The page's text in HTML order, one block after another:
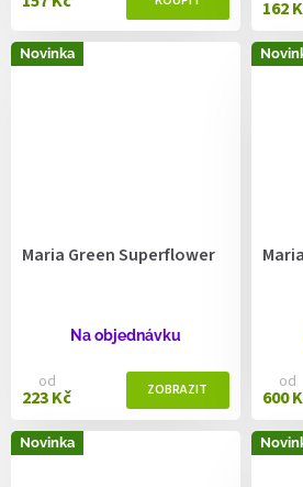
162
Novinka
Maria Green Superflower
Na objednávku
od
223 Kč
od
600
Novinka